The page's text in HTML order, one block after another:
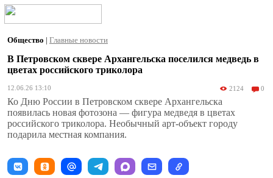
Общество | Главные новости
В Петровском сквере Архангельска поселился медведь в
цветах российского триколора
12.06.26 13:10 2124 0
Ко Дню России в Петровском сквере Архангельска
появилась новая фотозона — фигура медведя в цветах
российского триколора. Необычный арт-объект городу
подарила местная компания.